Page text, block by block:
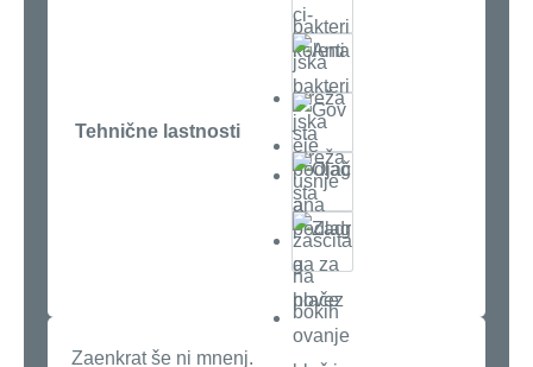
Tehnične lastnosti
Zaenkrat še ni mnenj.